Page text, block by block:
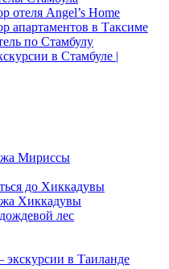
отеля Angel’s Home
апартаментов в Таксиме
по Стамбулу
в Стамбуле |
Мириссы
до Хиккадувы
Хиккадувы
лес
в Таиланде